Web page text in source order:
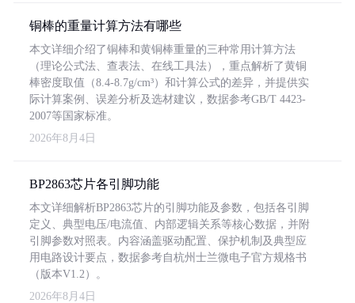
铜棒的重量计算方法有哪些
本文详细介绍了铜棒和黄铜棒重量的三种常用计算方法
（理论公式法、查表法、在线工具法），重点解析了黄铜
棒密度取值（8.4-8.7g/cm³）和计算公式的差异，并提供实
际计算案例、误差分析及选材建议，数据参考GB/T 4423-
2007等国家标准。
2026年8月4日
BP2863芯片各引脚功能
本文详细解析BP2863芯片的引脚功能及参数，包括各引脚
定义、典型电压/电流值、内部逻辑关系等核心数据，并附
引脚参数对照表。内容涵盖驱动配置、保护机制及典型应
用电路设计要点，数据参考自杭州士兰微电子官方规格书
（版本V1.2）。
2026年8月4日